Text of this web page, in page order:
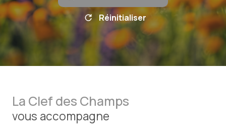
Réinitialiser
La Clef des Champs
vous accompagne